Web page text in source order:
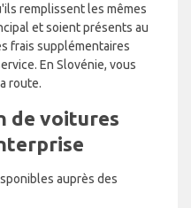
remplissent les mêmes
et soient présents au
frais supplémentaires
En Slovénie, vous
route.
de voitures
auprès des